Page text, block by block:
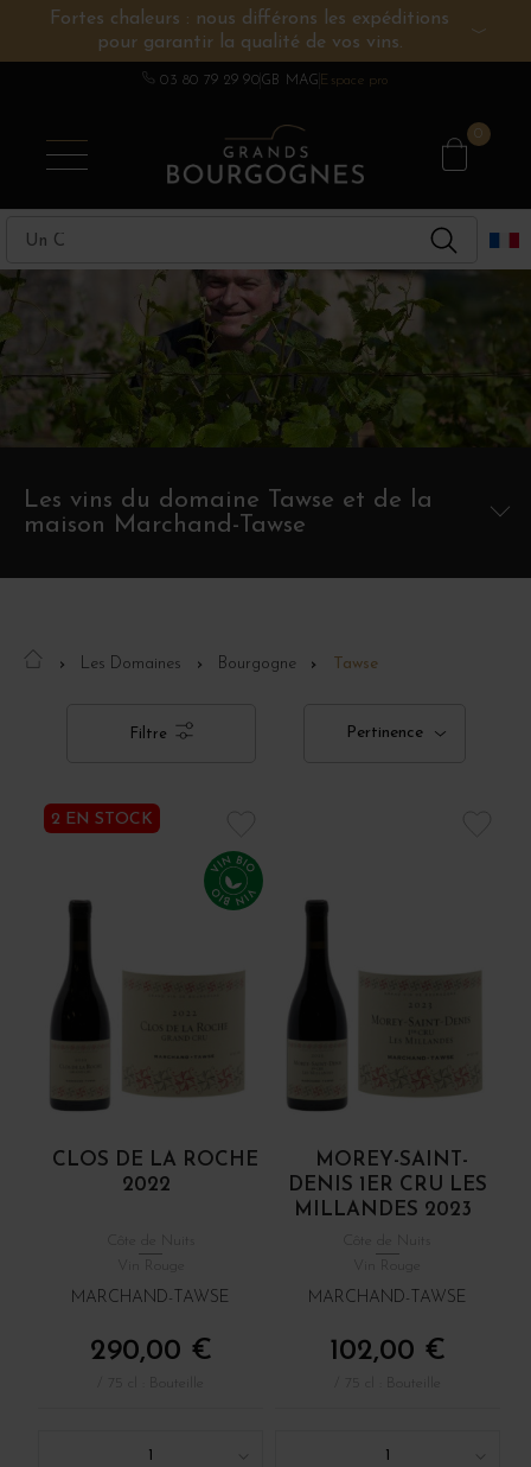
Fortes chaleurs : nous différons les expéditions
pour garantir la qualité de vos vins.
03 80 79 29 90GB MAG Espace pro
0
VINS DE BOURGOGNE
CHAMPAGNE
AUTRES RÉGIONS
SPIRITUEUX
DOMAINES
Les vins du domaine Tawse et de la
maison Marchand-Tawse
Les Domaines Bourgogne Tawse
Filtre Pertinence
2 EN STOCK
CLOS DE LA ROCHE
2022
MARCHAND-TAWSE
290,00 €
1
MOREY-SAINT-
DENIS 1ER CRU LES
MILLANDES 2023
MARCHAND-TAWSE
102,00 €
1